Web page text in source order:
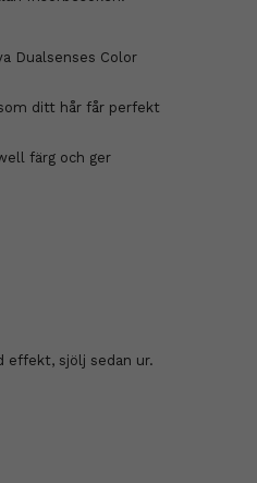
Dualsenses Color
ditt hår får perfekt
färg och ger
effekt, sjölj sedan ur.